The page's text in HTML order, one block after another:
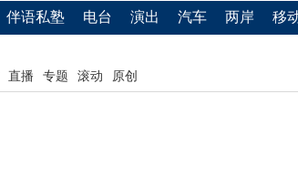
伴语私塾 电台 演出 汽车 两岸 移
直播 专题 滚动 原创